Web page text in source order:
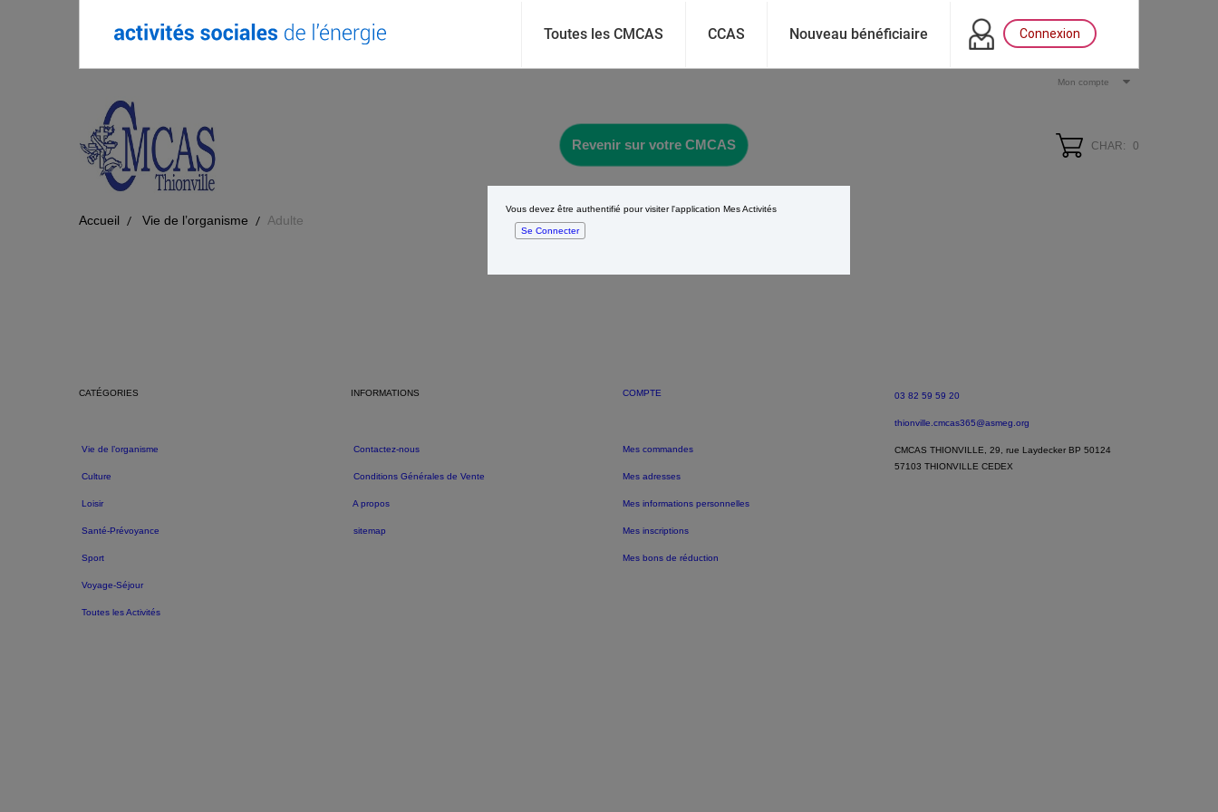
Toutes les CMCAS CCAS Nouveau bénéficiaire Connexion
Vous devez être authentifié pour visiter l'application Mes Activités
Se Connecter
Mon compte
Revenir sur votre CMCAS CHAR: 0
Accueil Vie de l’organisme Adulte
CATÉGORIES
Vie de l’organisme
Culture
Loisir
Santé-Prévoyance
Sport
Voyage-Séjour
Toutes les Activités
INFORMATIONS
Contactez-nous
Conditions Générales de Vente
A propos
sitemap
COMPTE
Mes commandes
Mes adresses
Mes informations personnelles
Mes inscriptions
Mes bons de réduction
03 82 59 59 20
thionville.cmcas365@asmeg.org
CMCAS THIONVILLE, 29, rue Laydecker BP 50124
57103 THIONVILLE CEDEX